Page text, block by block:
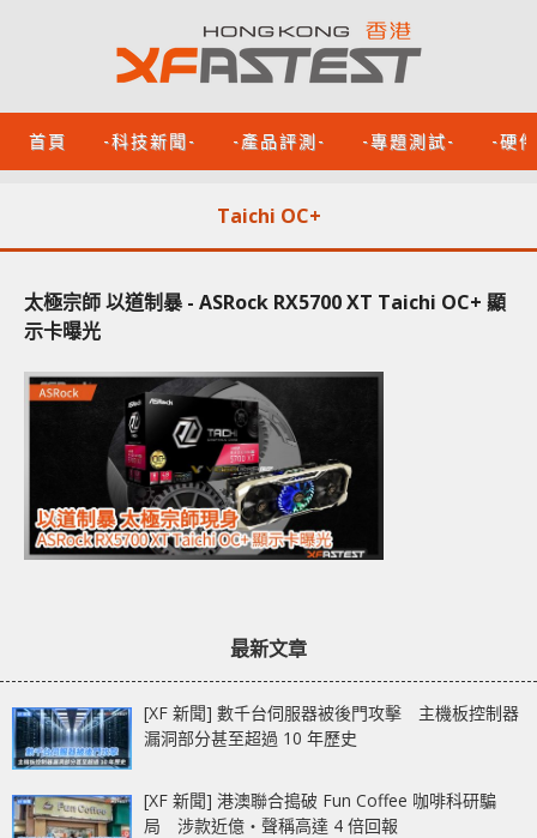
首頁 -科技新聞- -產品評測- -專題測試- -硬
Taichi OC+
太極宗師 以道制暴 - ASRock RX5700 XT Taichi OC+ 顯
示卡曝光
最新文章
[XF 新聞] 數千台伺服器被後門攻擊 主機板控制器
漏洞部分甚至超過 10 年歷史
[XF 新聞] 港澳聯合搗破 Fun Coffee 咖啡科研騙
局 涉款近億‧聲稱高達 4 倍回報